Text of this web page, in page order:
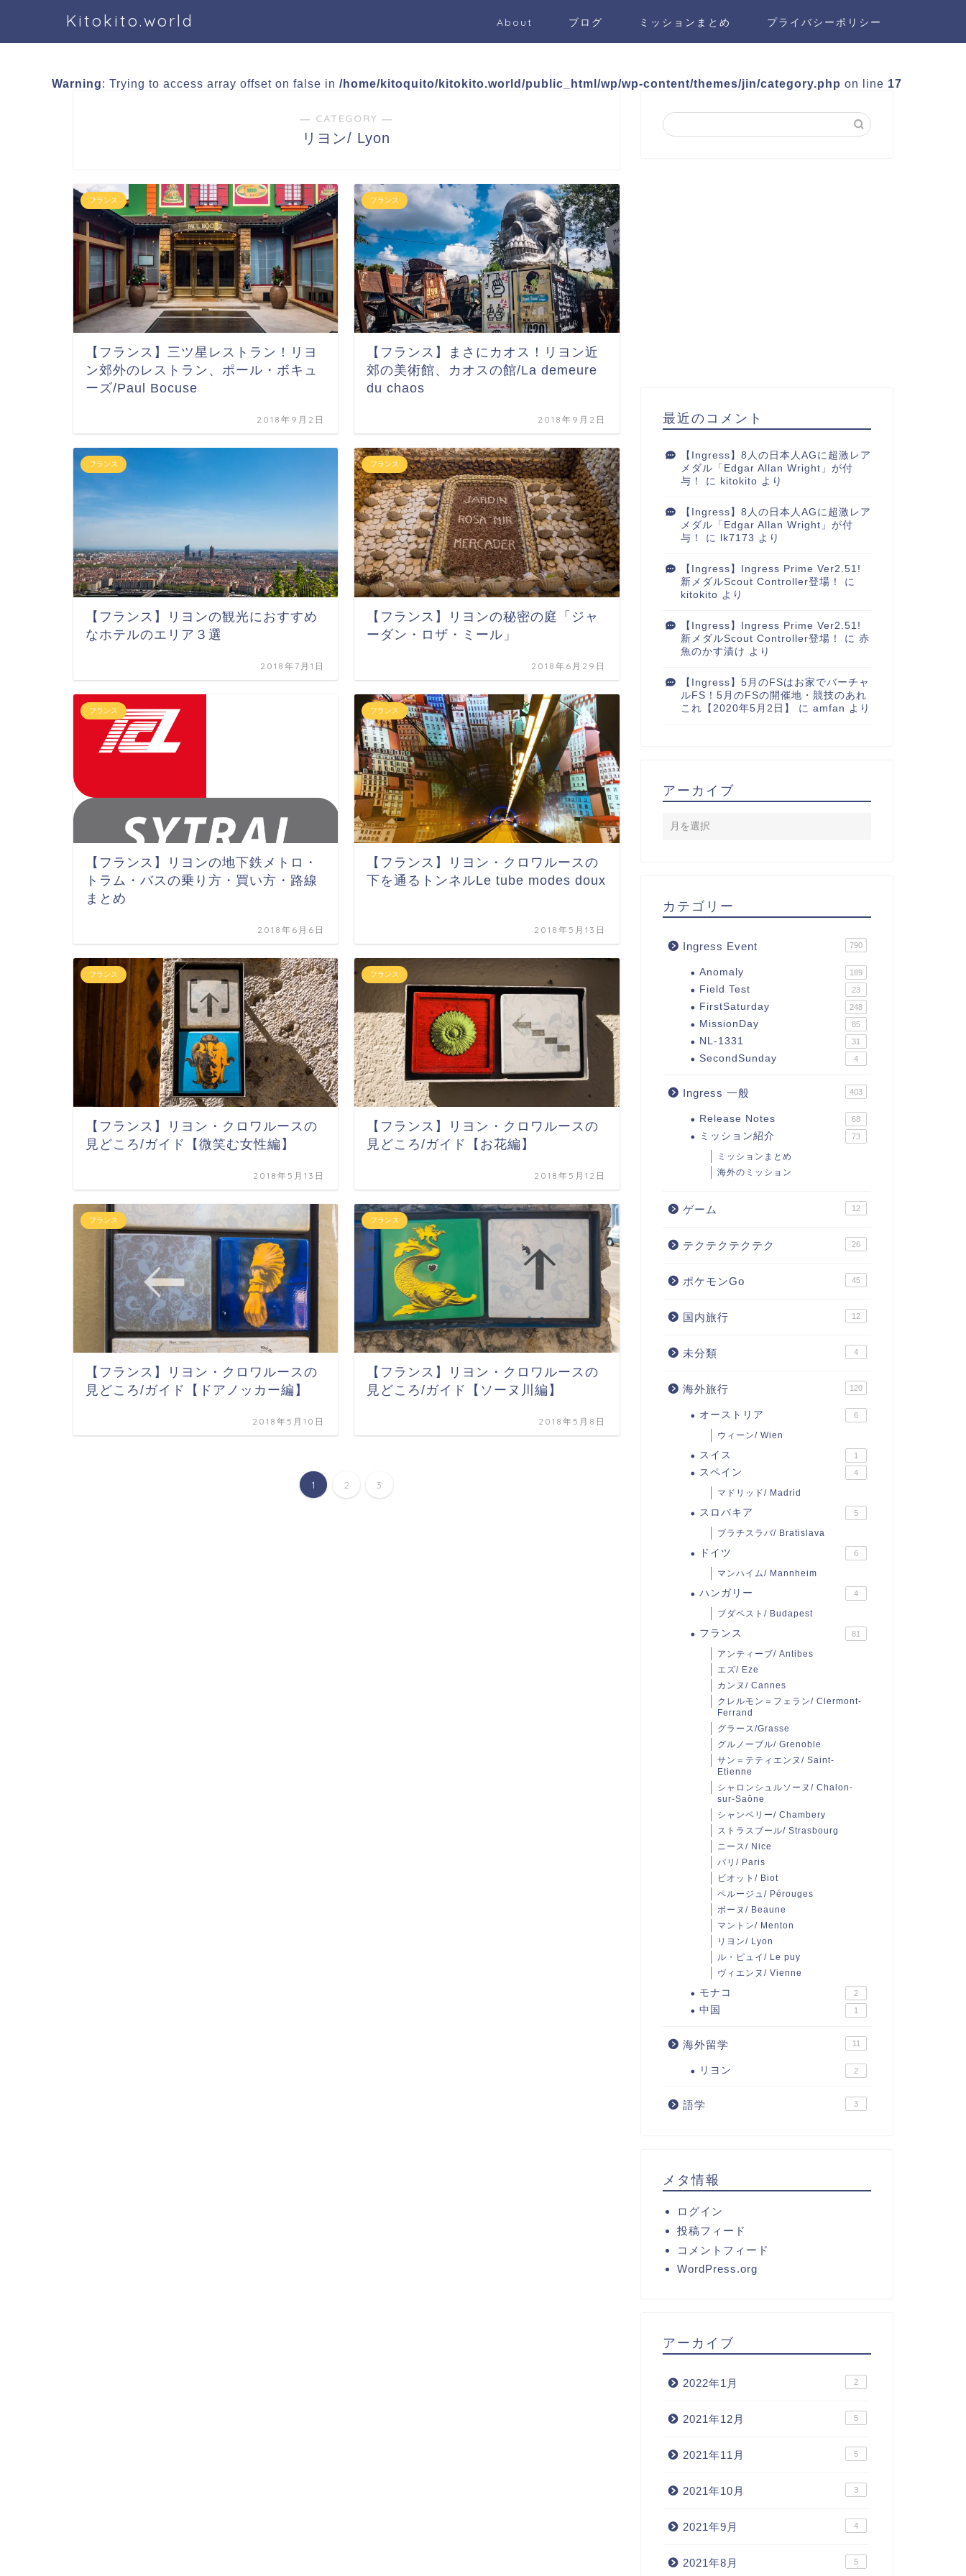
Kitokito.world About ブログ ミッションまとめ プライバシーポリシー
Warning: Trying to access array offset on false in /home/kitoquito/kitokito.world/public_html/wp/wp-content/themes/jin/category.php on line 17
― CATEGORY ―
リヨン/ Lyon
フランス
【フランス】三ツ星レストラン！リヨ
ン郊外のレストラン、ポール・ボキュ
ーズ/Paul Bocuse
2018年9月2日
フランス
【フランス】まさにカオス！リヨン近
郊の美術館、カオスの館/La demeure
du chaos
2018年9月2日
フランス
【フランス】リヨンの観光におすすめ
なホテルのエリア３選
2018年7月1日
フランス
【フランス】リヨンの秘密の庭「ジャ
ーダン・ロザ・ミール」
2018年6月29日
フランス
【フランス】リヨンの地下鉄メトロ・
トラム・バスの乗り方・買い方・路線
まとめ
2018年6月6日
フランス
【フランス】リヨン・クロワルースの
下を通るトンネルLe tube modes doux
2018年5月13日
フランス
【フランス】リヨン・クロワルースの
見どころ/ガイド【微笑む女性編】
2018年5月13日
フランス
【フランス】リヨン・クロワルースの
見どころ/ガイド【お花編】
2018年5月12日
フランス
【フランス】リヨン・クロワルースの
見どころ/ガイド【ドアノッカー編】
2018年5月10日
フランス
【フランス】リヨン・クロワルースの
見どころ/ガイド【ソーヌ川編】
2018年5月8日
1 2 3
最近のコメント
【Ingress】8人の日本人AGに超激レア
メダル「Edgar Allan Wright」が付
与！
に kitokito より
【Ingress】8人の日本人AGに超激レア
メダル「Edgar Allan Wright」が付
与！
に lk7173 より
【Ingress】Ingress Prime Ver2.51!
新メダルScout Controller登場！
に
kitokito より
【Ingress】Ingress Prime Ver2.51!
新メダルScout Controller登場！
に 赤
魚のかす漬け より
【Ingress】5月のFSはお家でバーチャ
ルFS！5月のFSの開催地・競技のあれ
これ【2020年5月2日】
に amfan より
アーカイブ
カテゴリー
Ingress Event 790
Anomaly 189
Field Test 23
FirstSaturday 248
MissionDay 85
NL-1331 31
SecondSunday 4
Ingress 一般 403
Release Notes 68
ミッション紹介 73
ミッションまとめ
海外のミッション
ゲーム 12
テクテクテクテク 26
ポケモンGo 45
国内旅行 12
未分類 4
海外旅行 120
オーストリア 6
ウィーン/ Wien
スイス 1
スペイン 4
マドリッド/ Madrid
スロバキア 5
ブラチスラバ/ Bratislava
ドイツ 6
マンハイム/ Mannheim
ハンガリー 4
ブダペスト/ Budapest
フランス 81
アンティーブ/ Antibes
エズ/ Eze
カンヌ/ Cannes
クレルモン＝フェラン/ Clermont-
Ferrand
グラース/Grasse
グルノーブル/ Grenoble
サン＝テティエンヌ/ Saint-
Etienne
シャロンシュルソーヌ/ Chalon-
sur-Saône
シャンベリー/ Chambery
ストラスブール/ Strasbourg
ニース/ Nice
パリ/ Paris
ビオット/ Biot
ペルージュ/ Pérouges
ボーヌ/ Beaune
マントン/ Menton
リヨン/ Lyon
ル・ピュイ/ Le puy
ヴィエンヌ/ Vienne
モナコ 2
中国 1
海外留学 11
リヨン 2
語学 3
メタ情報
ログイン
投稿フィード
コメントフィード
WordPress.org
アーカイブ
2022年1月 2
2021年12月 5
2021年11月 5
2021年10月 3
2021年9月 4
2021年8月 5